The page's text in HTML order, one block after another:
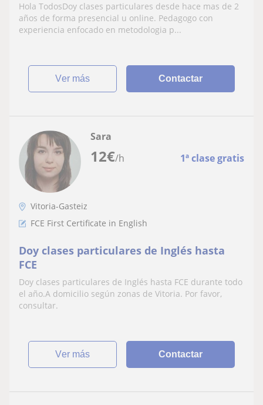
Hola TodosDoy clases particulares desde hace mas de 2
años de forma presencial u online. Pedagogo con
experiencia enfocado en metodologia p...
ver más Contactar
12€/h 1ª clase gratis
Sara
Vitoria-Gasteiz
FCE First Certificate in English
Doy clases particulares de Inglés hasta
FCE
Doy clases particulares de Inglés hasta FCE durante todo
el año.A domicilio según zonas de Vitoria. Por favor,
consultar.
ver más Contactar